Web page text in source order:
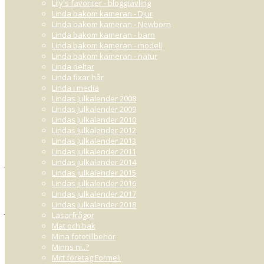
Lily's favoriter - bloggtävling
Linda bakom kameran - Djur
Linda bakom kameran - Newborn
Linda bakom kameran - barn
Linda bakom kameran - modell
Linda bakom kameran - natur
Linda deltar
Linda fixar hår
Linda i media
Lindas Julkalender 2008
Lindas Julkalender 2009
Lindas Julkalender 2010
Lindas Julkalender 2012
Lindas Julkalender 2013
Lindas julkalender 2011
Lindas julkalender 2014
Lindas julkalender 2015
Lindas julkalender 2016
Lindas julkalender 2017
Lindas julkalender 2018
Läsarfrågor
Mat och bak
Mina fototillbehör
Minns ni..?
Mitt företag Formeli
tovade sig och istället för att kapas några centimeter rök flera decimeter.
Där satt jag med gul/vitt/brunt hår, som var förstört, hem gråtandes
Det är min motivation till varför jag förtjänar produkterna, En frisör
som inte kan bevisa vad den håller på med!
NOVEMBER 26, 2010 03:50
Jag behöver produkerna, eftersom jag ofta utsätter mitt hår för värme.
volume master. Värmeskyddande produkter är ett måste.
NOVEMBER 26, 2010 05:32
Jag och min pojkvän har länge planerat in att resa till Australien och
hade det inte varit att ha dessa produkter då?! Helt underbart och jag
MICHELLE L NOVEMBER 26, 2010 06:31
Hejsan! Hoppas verkligen du läser detta! :)